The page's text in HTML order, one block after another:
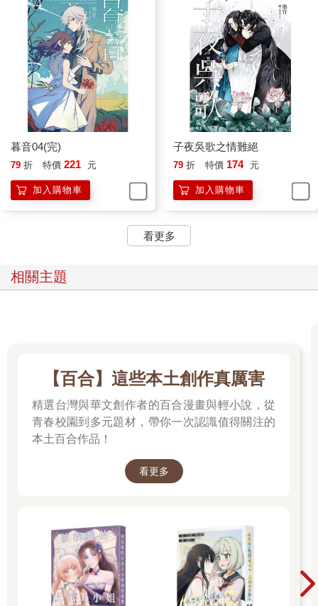
暮音04(完)
79 折 特價 221 元
加入購物車
子夜吳歌之情難絕
79 折 特價 174 元
加入購物車
看更多
相關主題
【百合】這些本土創作真厲害
精選台灣與華文創作者的百合漫畫與輕小說，從
青春校園到多元題材，帶你一次認識值得關注的
本土百合作品！
看更多